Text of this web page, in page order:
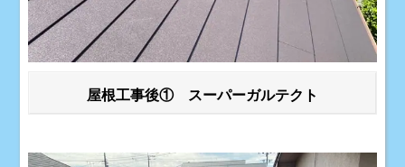
屋根工事後① スーパーガルテクト